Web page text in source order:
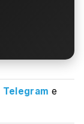
Telegram e